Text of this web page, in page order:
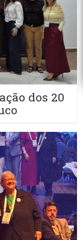
dos 20